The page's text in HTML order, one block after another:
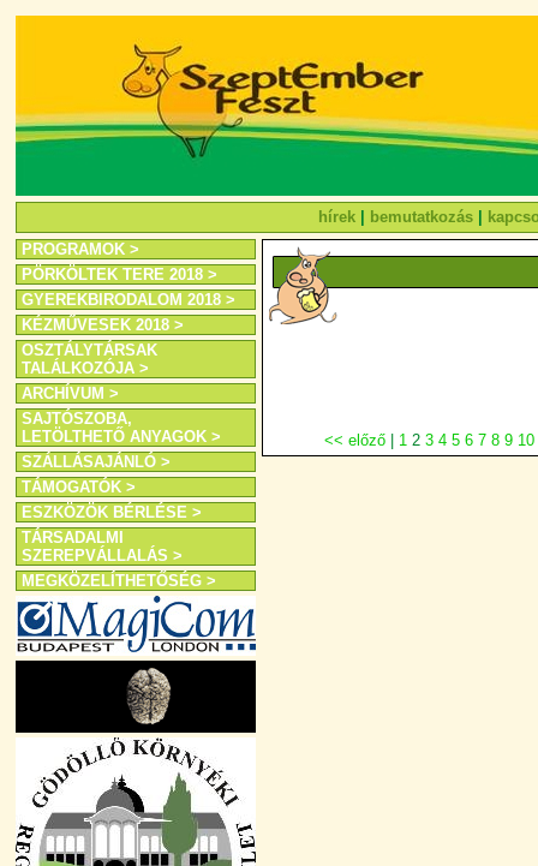
hírek bemutatkozás
PROGRAMOK >
PÖRKÖLTEK TERE 2018 >
GYEREKBIRODALOM 2018 >
KÉZMŰVESEK 2018 >
OSZTÁLYTÁRSAK
TALÁLKOZÓJA >
ARCHÍVUM >
SAJTÓSZOBA,
LETÖLTHETŐ ANYAGOK >
SZÁLLÁSAJÁNLÓ >
TÁMOGATÓK >
ESZKÖZÖK BÉRLÉSE >
TÁRSADALMI
SZEREPVÁLLALÁS >
MEGKÖZELÍTHETŐSÉG >
<< előző 1 2 3 4 5 6 7 8 9 10